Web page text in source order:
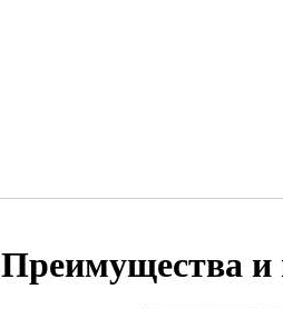
Преимущества и